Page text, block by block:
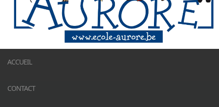
ACCUEIL
CONTACT